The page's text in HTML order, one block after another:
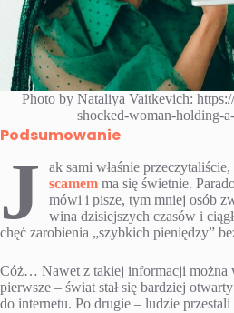
Photo by Nataliya Vaitkevich:
shocked-woman-holding-
Podsumowanie
J
ak sami właśnie
scamemma się świetnie.
mówi i pisze, tym mniej osób
wina dzisiejszych czasów i
chęć zarobienia „szybkich pieniędzy”
Cóż… Nawet z takiej informacji można
pierwsze – świat stał się bardziej
do internetu. Po drugie – ludzie